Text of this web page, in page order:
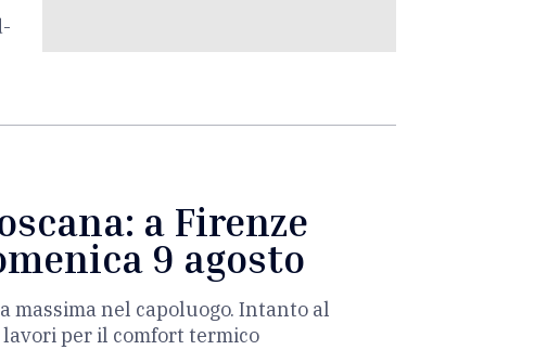
a Firenze
9 agosto
nel capoluogo. Intanto al
per il comfort termico